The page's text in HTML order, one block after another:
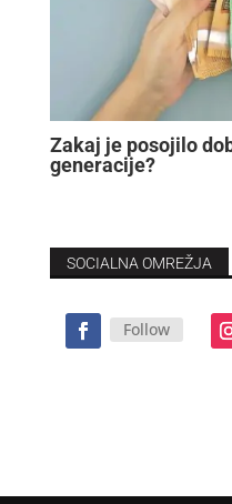
Zakaj je posojilo
generacije?
SOCIALNA OMREŽJA
Follow